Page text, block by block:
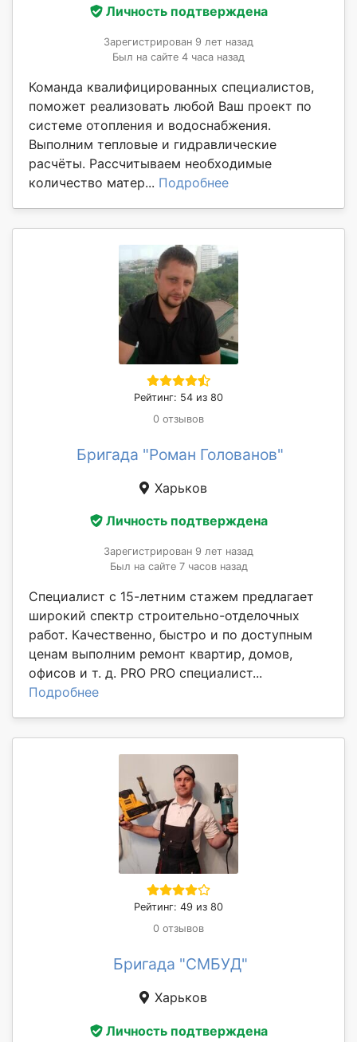
Личность подтверждена
Зарегистрирован 9 лет назад
Был на сайте 4 часа назад
Команда квалифицированных специалистов,
поможет реализовать любой Ваш проект по
системе отопления и водоснабжения.
Выполним тепловые и гидравлические
расчёты. Рассчитываем необходимые
количество матер... Подробнее
Рейтинг: 54 из 80
0 отзывов
Бригада "Роман Голованов"
Харьков
Личность подтверждена
Зарегистрирован 9 лет назад
Был на сайте 7 часов назад
Специалист с 15-летним стажем предлагает
широкий спектр строительно-отделочных
работ. Качественно, быстро и по доступным
ценам выполним ремонт квартир, домов,
офисов и т. д. PRO PRO специалист...
Подробнее
Рейтинг: 49 из 80
0 отзывов
Бригада "СМБУД"
Харьков
Личность подтверждена